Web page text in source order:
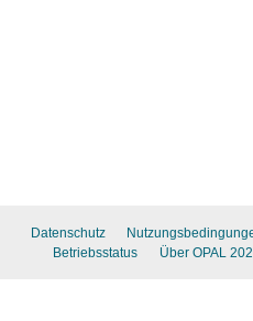
Datenschutz
Betriebsstatus
Über OPAL